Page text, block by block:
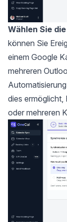
Wählen Sie
können Sie
einem Google
mehreren
dies ermöglicht,
oder mehreren